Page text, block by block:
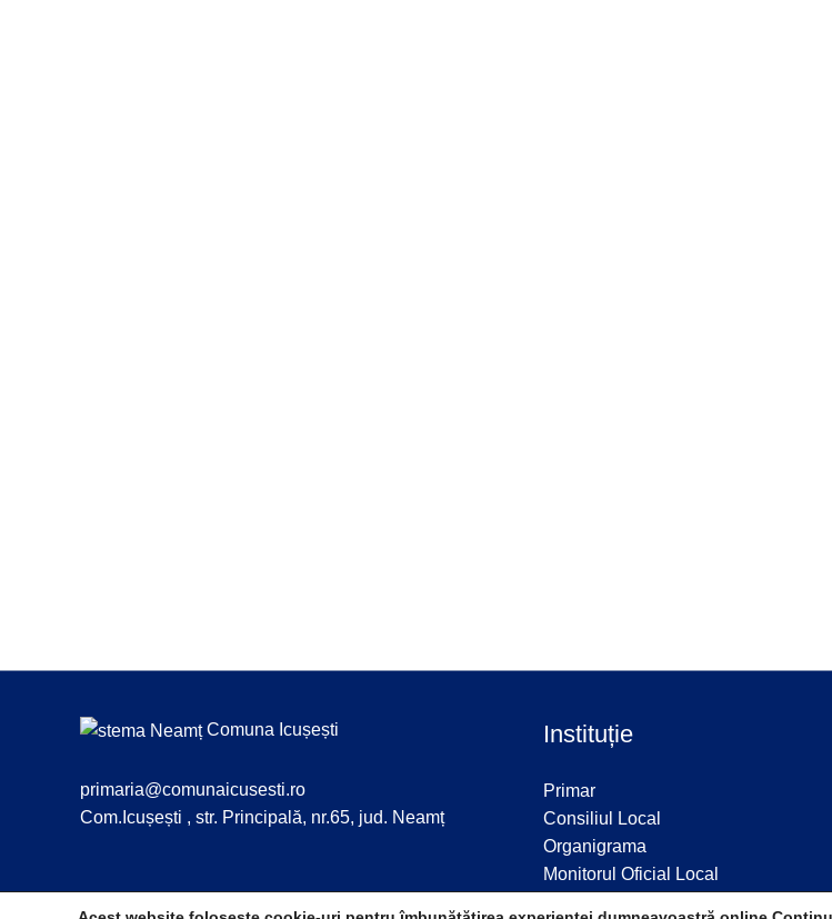
Comuna Icușești
primaria@comunaicusesti.ro
Com.Icușești , str. Principală, nr.65, jud. Neamț
Instituție
Primar
Consiliul Local
Organigrama
Monitorul Oficial Local